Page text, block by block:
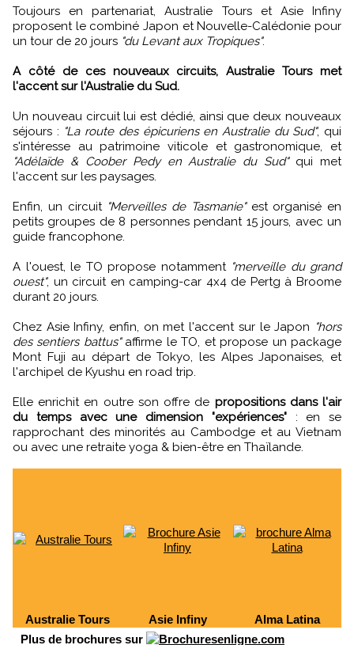
Toujours en partenariat, Australie Tours et Asie Infiny
proposent le combiné Japon et Nouvelle-Calédonie pour
un tour de 20 jours "du Levant aux Tropiques".
A côté de ces nouveaux circuits, Australie Tours met
l'accent sur l'Australie du Sud.
Un nouveau circuit lui est dédié, ainsi que deux nouveaux
séjours : "La route des épicuriens en Australie du Sud", qui
s'intéresse au patrimoine viticole et gastronomique, et
"Adélaïde & Coober Pedy en Australie du Sud"qui met
l'accent sur les paysages.
Enfin, un circuit "Merveilles de Tasmanie"est organisé en
petits groupes de 8 personnes pendant 15 jours, avec un
guide francophone.
A l'ouest, le TO propose notamment "merveille du grand
ouest", un circuit en camping-car 4x4 de Pertg à Broome
durant 20 jours.
Chez Asie Infiny, enfin, on met l'accent sur le Japon "hors
des sentiers battus"affirme le TO, et propose un package
Mont Fuji au départ de Tokyo, les Alpes Japonaises, et
l'archipel de Kyushu en road trip.
Elle enrichit en outre son offre de propositions dans l'air
du temps avec une dimension "expériences": en se
rapprochant des minorités au Cambodge et au Vietnam
ou avec une retraite yoga & bien-être en Thaïlande.
Australie Tours Asie Infiny
Alma Latina
Plus de brochures sur